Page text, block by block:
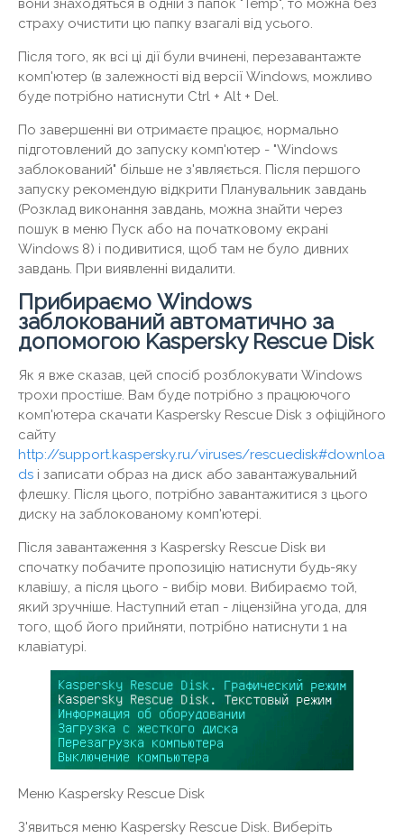
вони знаходяться в одній з папок "Temp", то можна без
страху очистити цю папку взагалі від усього.
Після того, як всі ці дії були вчинені, перезавантажте
комп'ютер (в залежності від версії Windows, можливо
буде потрібно натиснути Ctrl + Alt + Del.
По завершенні ви отримаєте працює, нормально
підготовлений до запуску комп'ютер - "Windows
заблокований" більше не з'являється. Після першого
запуску рекомендую відкрити Планувальник завдань
(Розклад виконання завдань, можна знайти через
пошук в меню Пуск або на початковому екрані
Windows 8) і подивитися, щоб там не було дивних
завдань. При виявленні видалити.
Прибираємо Windows
заблокований автоматично за
допомогою Kaspersky Rescue Disk
Як я вже сказав, цей спосіб розблокувати Windows
трохи простіше. Вам буде потрібно з працюючого
комп'ютера скачати Kaspersky Rescue Disk з офіційного
сайту
http://support.kaspersky.ru/viruses/rescuedisk#downloa
ds і записати образ на диск або завантажувальний
флешку. Після цього, потрібно завантажитися з цього
диску на заблокованому комп'ютері.
Після завантаження з Kaspersky Rescue Disk ви
спочатку побачите пропозицію натиснути будь-яку
клавішу, а після цього - вибір мови. Вибираємо той,
який зручніше. Наступний етап - ліцензійна угода, для
того, щоб його прийняти, потрібно натиснути 1 на
клавіатурі.
Меню Kaspersky Rescue Disk
З'явиться меню Kaspersky Rescue Disk. Виберіть